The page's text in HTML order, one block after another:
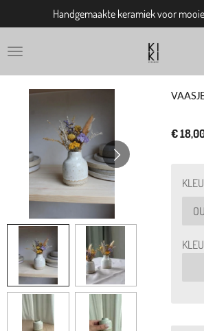
direct
naar
Handgemaakte keramiek voor
€